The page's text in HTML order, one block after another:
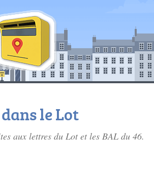
le Lot
aux lettres du Lot et les BAL du 46.